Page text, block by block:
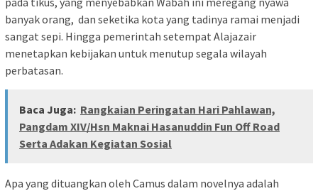
banyak orang, dan seketika kota yang tadinya ramai menjadi
sangat sepi. Hingga pemerintah setempat Alajazair
menetapkan kebijakan untuk menutup segala wilayah
perbatasan.
Baca Juga: Rangkaian Peringatan Hari Pahlawan,
Pangdam XIV/Hsn Maknai Hasanuddin Fun Off Road
Serta Adakan Kegiatan Sosial
Apa yang dituangkan oleh Camus dalam novelnya adalah